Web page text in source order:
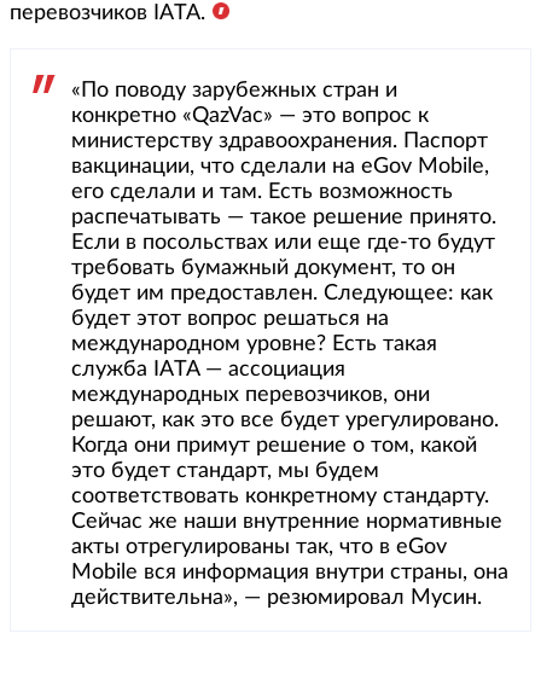
перевозчиков IATA.
«По поводу зарубежных стран и
конкретно «QazVac» — это вопрос к
министерству здравоохранения. Паспорт
вакцинации, что сделали на eGov Mobile,
его сделали и там. Есть возможность
распечатывать — такое решение принято.
Если в посольствах или еще где-то будут
требовать бумажный документ, то он
будет им предоставлен. Следующее: как
будет этот вопрос решаться на
международном уровне? Есть такая
служба IATA — ассоциация
международных перевозчиков, они
решают, как это все будет урегулировано.
Когда они примут решение о том, какой
это будет стандарт, мы будем
соответствовать конкретному стандарту.
Сейчас же наши внутренние нормативные
акты отрегулированы так, что в eGov
Mobile вся информация внутри страны, она
действительна», — резюмировал Мусин.